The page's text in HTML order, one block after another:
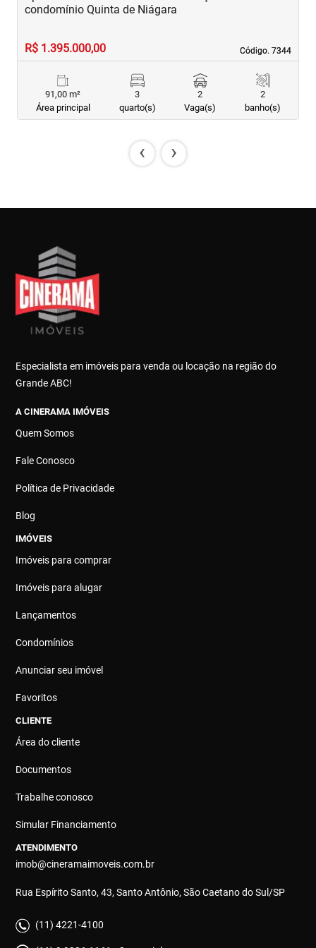
Código. 7344
Código. 7344
condomínio Quinta de Niágara
R$ 1.395.000,00
91,00 m²
Área principal
3
quarto(s)
2
Vaga(s)
2
banho(s)
‹ ›
Especialista em imóveis para venda ou locação na região do
Grande ABC!
A CINERAMA IMÓVEIS
Quem Somos
Fale Conosco
Política de Privacidade
Blog
IMÓVEIS
Imóveis para comprar
Imóveis para alugar
Lançamentos
Condomínios
Anunciar seu imóvel
Favoritos
CLIENTE
Área do cliente
Documentos
Trabalhe conosco
Simular Financiamento
ATENDIMENTO
imob@cineramaimoveis.com.br
Rua Espírito Santo, 43, Santo Antônio, São Caetano do Sul/SP
(11) 4221-4100